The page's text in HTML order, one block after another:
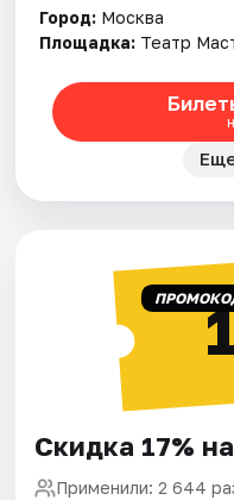
Город: Москва
Площадка: Театр
Скидка 17%
Применили: 2 644